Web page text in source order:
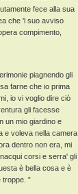
fece alla sua
che 'l suo avviso
compimento,
piagnendo gli
farne che io prima
io vi voglio dire ciò
gli facesse
un mio giardino e
e voleva nella camera
dentro non era, mi
corsi e serra' gli
è bella cosa e è
”